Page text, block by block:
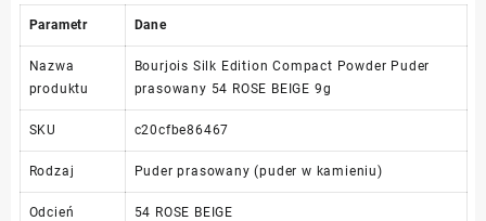
Parametr Dane
Nazwa
produktu
Bourjois Silk Edition Compact Powder Puder
prasowany 54 ROSE BEIGE 9g
SKU c20cfbe86467
Rodzaj Puder prasowany (puder w kamieniu)
Odcień 54 ROSE BEIGE